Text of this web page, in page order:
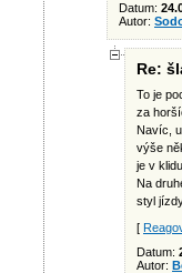
Datum:
Autor:
Re:
To je
za
Navíc,
výše
je v
Na
styl
[
Datum:
Autor: